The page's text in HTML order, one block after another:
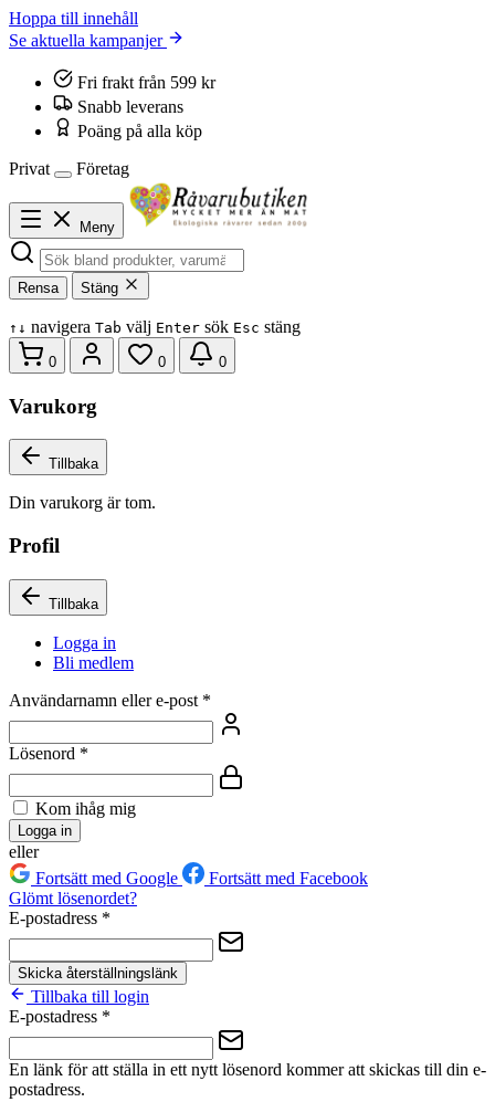
Hoppa till innehåll
Se aktuella kampanjer
Fri frakt från 599 kr
Snabb leverans
Poäng på alla köp
Privat
Företag
Meny
Rensa Stäng
↑ ↓ navigera Tab välj Enter sök Esc stäng
0 0 0
Varukorg
Tillbaka
Din varukorg är tom.
Profil
Tillbaka
Logga in
Bli medlem
Användarnamn eller e-post *
Lösenord *
Kom ihåg mig
Logga in
eller
Fortsätt med Google
Fortsätt med Facebook
Glömt lösenordet?
E-postadress *
Skicka återställningslänk
Tillbaka till login
E-postadress *
En länk för att ställa in ett nytt lösenord kommer att skickas till din e-
postadress.